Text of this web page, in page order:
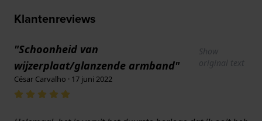
Klantenreviews
"Schoonheid van
wijzerplaat/glanzende armband"
Show
original text
César Carvalho · 17 juni 2022